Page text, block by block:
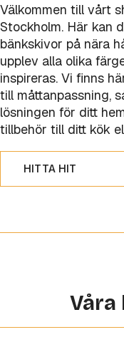
Välkommen till vårt
Stockholm. Här kan
bänkskivor på nära
upplev alla olika
inspireras. Vi finns
till måttanpassning,
lösningen för ditt
tillbehör till ditt kök
HITTA HIT